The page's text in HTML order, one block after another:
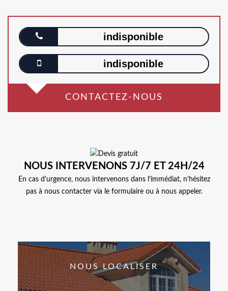
indisponible
indisponible
CONTACTEZ-NOUS
NOUS INTERVENONS 7J/7 ET 24H/24
En cas d’urgence, nous intervenons dans l’immédiat, n’hésitez
pas à nous contacter via le formulaire ou à nous appeler.
NOUS LOCALISER